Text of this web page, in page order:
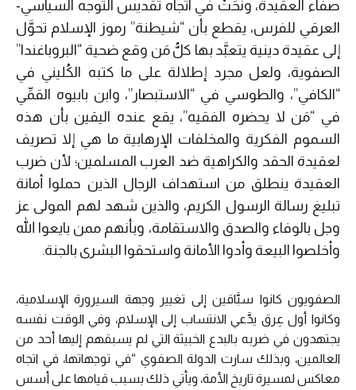
صفاء العقيدة، ونَحَتْ في اتجاه تقديس التوجه السياسي-
العرقي للفرس، يقطع بأن “شيطنة” رموز الإسلام تحوَّل
إلى عقيدة دينية يتعبَّد بها كلُّ مَن وقع ضحية “البروباغندا”
الصفوية، ولعل مجرد إطلالة على ما كتبه الكُليني في
“الكافي”، والطوسي في “الاستبصار”، وابن بابيوه القمِّي
في “مَن لا يحضره الفقيه”، يقع عنده اليقين بأن هذه
السموم الفكرية والمخلفات الإرهابية ما هي إلا تصريف
لعقيدة الحقد والكراهية ضد العرب المسلمين؛ لأن ضرب
العقيدة ينطلق من استهداف الرجال الذين حملوا أمانة
تبليغ رسالة الرسول الكريم، والذين شهد لهم المولى عز
وجل بالوفاء والصدق والاستقامة، وبأنهم ممن بايعوا الله
وأخلصوا البيعة وأدوا الأمانة واستحقوا البشرى بالجنة.
الصفويون كانوا سبَّاقين إلى تغيير وجهة السيرورة الإسلامية،
وكانوا أول عِرق يدَّعي الانتساب إلى الإسلام، وفي الوقت نفسه
يجتهدون في ضربه بالبدع الخبيثة التي لم يسبقهم إليها أحد من
العالمين، وبذلك سارت الدولة الصفوي “في توجهاتها، في اتجاه
معاكس لمسيرة تاريخ الأمة، ويأتي ذلك بسبب قيامها على أسس